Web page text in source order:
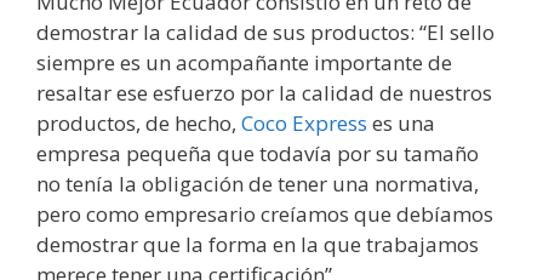
demostrar la calidad de sus productos: “El sello
siempre es un acompañante importante de
resaltar ese esfuerzo por la calidad de nuestros
productos, de hecho, Coco Express es una
empresa pequeña que todavía por su tamaño
no tenía la obligación de tener una normativa,
pero como empresario creíamos que debíamos
demostrar que la forma en la que trabajamos